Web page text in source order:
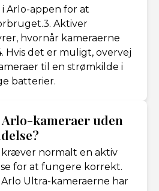
Arlo-appen for at
Aktiver
hvornår kameraerne
Hvis det er muligt, overvej
til en strømkilde i
batterier.
kameraer uden
normalt en aktiv
for at fungere korrekt.
Ultra-kameraerne har